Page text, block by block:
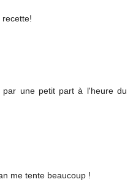
recette!
une petit part à l'heure du
me tente beaucoup !